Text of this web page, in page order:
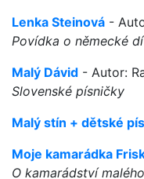
Lenka Steinová -
Povídka o německé
Malý Dávid - Autor:
Slovenské písničky
Malý stín + dětské
Moje kamarádka
O kamarádství